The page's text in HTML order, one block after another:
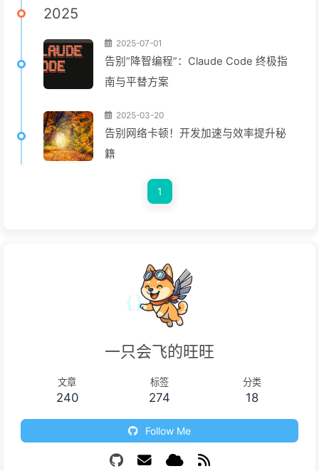
2025
2025-07-01
告别“降智编程”：Claude Code 终极指
南与平替方案
2025-03-20
告别网络卡顿！开发加速与效率提升秘
籍
1
一只会飞的旺旺
文章
240
标签
274
分类
18
Follow Me